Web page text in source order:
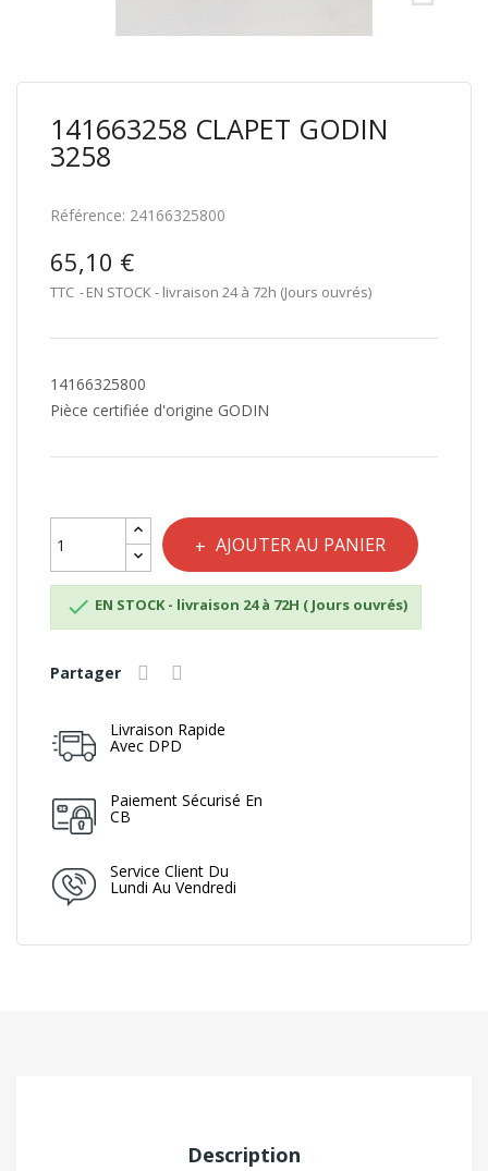
141663258 CLAPET GODIN
3258
Référence: 24166325800
65,10 €
TTC EN STOCK - livraison 24 à 72h (Jours ouvrés)
14166325800
Pièce certifiée d'origine GODIN
AJOUTER AU PANIER
 EN STOCK - livraison 24 à 72H ( Jours ouvrés)
Partager
Livraison Rapide
Avec DPD
Paiement Sécurisé En
CB
Service Client Du
Lundi Au Vendredi
Description